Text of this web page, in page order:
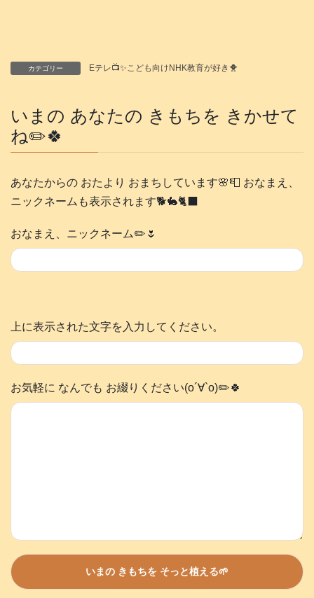
カテゴリー Eテレ📺️✨こども向けNHK教育が好き🐥
いまの あなたの きもちを きかせて
ね✏️🍀
あなたからの おたより おまちしています🌸📮 おなまえ、
ニックネームも表示されます🐕️🐇🐈‍⬛
おなまえ、ニックネーム✏️🌷
上に表示された文字を入力してください。
お気軽に なんでも お綴りください(о´∀`о)✏️🍀